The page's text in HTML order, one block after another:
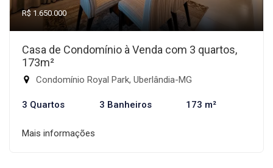
R$ 1.650.000
Casa de Condomínio à Venda com 3 quartos,
173m²
Condomínio Royal Park, Uberlândia-MG
3 Quartos 3 Banheiros 173 m²
Mais informações